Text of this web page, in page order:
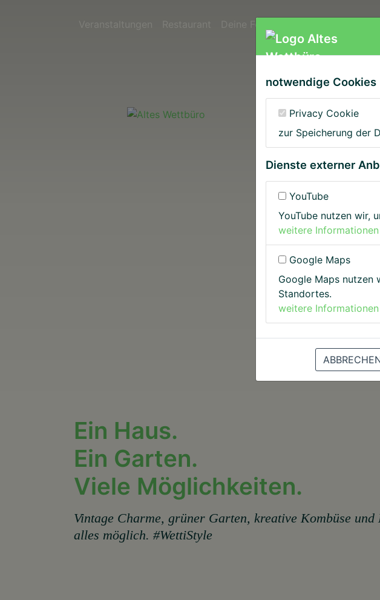
Ein Haus.
Ein Garten.
Viele Möglichkeiten.
Vintage Charme, grüner Garten, kreative Kombüse
alles möglich. #WettiStyle
notwendige Cookies
Privacy Cookie
zur Speicherung der
Dienste externer
YouTube
YouTube nutzen wir,
weitere Informationen
Google Maps
Google Maps nutzen
Standortes.
weitere Informationen